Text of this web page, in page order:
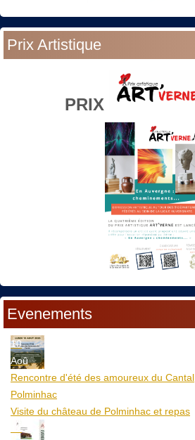
Prix Artistique
PRIX
Evenements
10
Aoû
Rencontre d'été des amoureux du Cantal
Polminhac
Visite du château de Polminhac et repas
12